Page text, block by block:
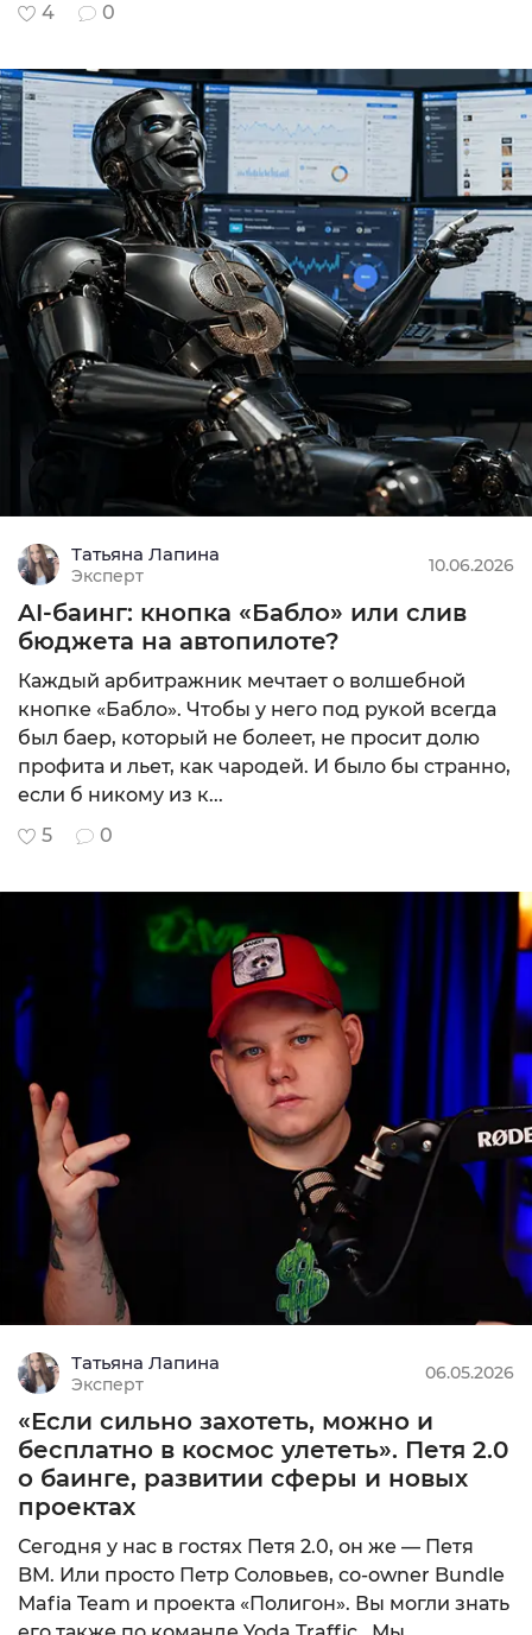
MIN: $20
10
Подробнее
CPL, СPI, SO
MIN: $100
9.68
Подробнее
4
0
Татьяна Лапина
Эксперт
10.06.2026
AI-баинг: кнопка «Бабло» или слив
бюджета на автопилоте?
Каждый арбитражник мечтает о волшебной
кнопке «Бабло». Чтобы у него под рукой всегда
был баер, который не болеет, не просит долю
профита и льет, как чародей. И было бы странно,
если б никому из к...
5
0
Татьяна Лапина
Эксперт
06.05.2026
«Если сильно захотеть, можно и
бесплатно в космос улететь». Петя 2.0
о баинге, развитии сферы и новых
проектах
Сегодня у нас в гостях Петя 2.0, он же — Петя
BM. Или просто Петр Соловьев, со-owner Bundle
Mafia Team и проекта «Полигон». Вы могли знать